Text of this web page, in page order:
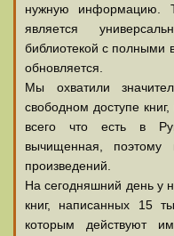
нужную информацию.
является
библиотекой с полными
обновляется.
Мы охватили
свободном доступе
всего что есть в
вычищенная, поэтому
произведений.
На сегодняшний день у
книг, написанных 15
которым действуют